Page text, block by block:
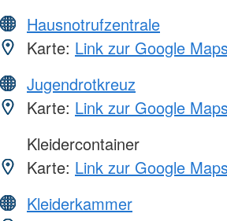
Hausnotrufzentrale
Karte: Link zur Google
Jugendrotkreuz
Karte: Link zur Google
Kleidercontainer
Karte: Link zur Google
Kleiderkammer